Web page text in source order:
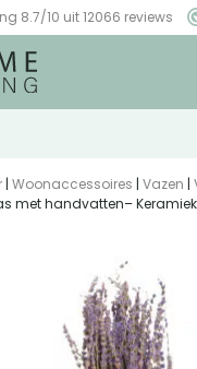
8.7/10 uit 12066 reviews
| Woonaccessoires | Vazen |
met handvatten–